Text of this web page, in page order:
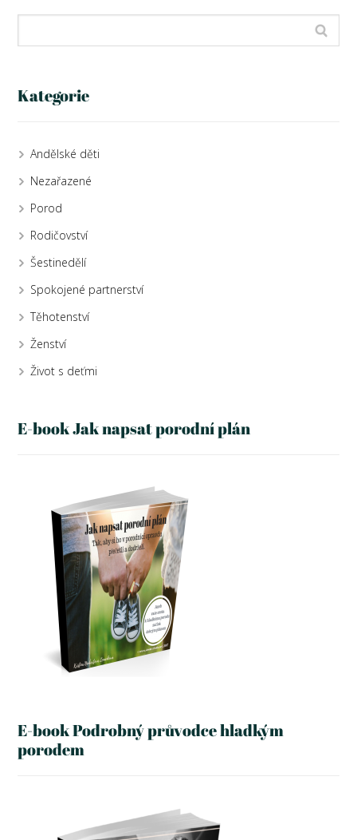
Kategorie
Andělské děti
Nezařazené
Porod
Rodičovství
Šestinedělí
Spokojené partnerství
Těhotenství
Ženství
Život s deťmi
E-book Jak napsat porodní plán
E-book Podrobný průvodce hladkým
porodem